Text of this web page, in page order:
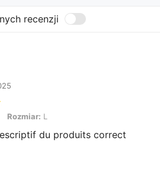
recenzji
L
Rozmiar: L
du produits correct